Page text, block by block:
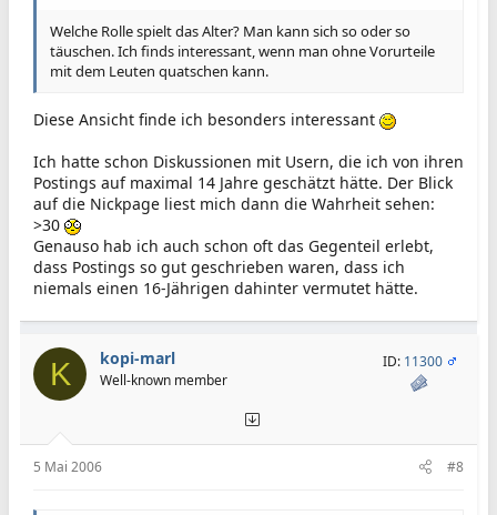
Welche Rolle spielt das Alter? Man kann sich so oder so
täuschen. Ich finds interessant, wenn man ohne Vorurteile
mit dem Leuten quatschen kann.
Diese Ansicht finde ich besonders interessant
Ich hatte schon Diskussionen mit Usern, die ich von ihren
Postings auf maximal 14 Jahre geschätzt hätte. Der Blick
auf die Nickpage liest mich dann die Wahrheit sehen:
>30
Genauso hab ich auch schon oft das Gegenteil erlebt,
dass Postings so gut geschrieben waren, dass ich
niemals einen 16-Jährigen dahinter vermutet hätte.
K kopi-marl
Well-known member
ID: 11300
5 Mai 2006 #8